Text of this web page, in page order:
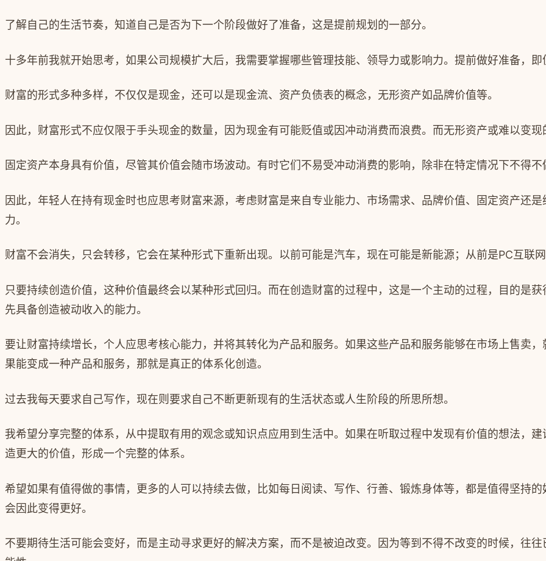
了解自己的生活节奏，知道自己是否为下一个阶段做好了准备，这是提前规划的一部分。
十多年前我就开始思考，如果公司规模扩大后，我需要掌握哪些管理技能、领导力或影响力。提前做好准备，
财富的形式多种多样，不仅仅是现金，还可以是现金流、资产负债表的概念，无形资产如品牌价值等。
因此，财富形式不应仅限于手头现金的数量，因为现金有可能贬值或因冲动消费而浪费。而无形资产或难以变
固定资产本身具有价值，尽管其价值会随市场波动。有时它们不易受冲动消费的影响，除非在特定情况下不得不
因此，年轻人在持有现金时也应思考财富来源，考虑财富是来自专业能力、市场需求、品牌价值、固定资产还
力。
财富不会消失，只会转移，它会在某种形式下重新出现。以前可能是汽车，现在可能是新能源；从前是PC互联
只要持续创造价值，这种价值最终会以某种形式回归。而在创造财富的过程中，这是一个主动的过程，目的是
先具备创造被动收入的能力。
要让财富持续增长，个人应思考核心能力，并将其转化为产品和服务。如果这些产品和服务能够在市场上售卖
果能变成一种产品和服务，那就是真正的体系化创造。
过去我每天要求自己写作，现在则要求自己不断更新现有的生活状态或人生阶段的所思所想。
我希望分享完整的体系，从中提取有用的观念或知识点应用到生活中。如果在听取过程中发现有价值的想法，
造更大的价值，形成一个完整的体系。
希望如果有值得做的事情，更多的人可以持续去做，比如每日阅读、写作、行善、锻炼身体等，都是值得坚持
会因此变得更好。
不要期待生活可能会变好，而是主动寻求更好的解决方案，而不是被迫改变。
因为等到不得不改变的时候，往